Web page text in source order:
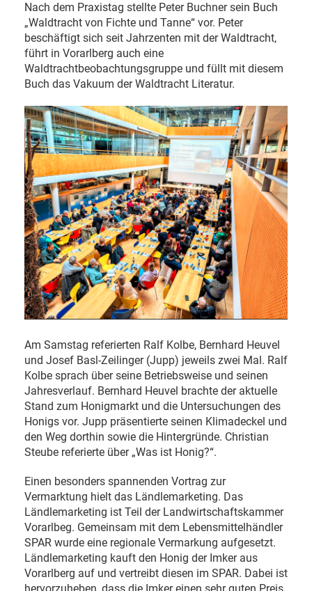
Nach dem Praxistag stellte Peter Buchner sein Buch
„Waldtracht von Fichte und Tanne“ vor. Peter
beschäftigt sich seit Jahrzenten mit der Waldtracht,
führt in Vorarlberg auch eine
Waldtrachtbeobachtungsgruppe und füllt mit diesem
Buch das Vakuum der Waldtracht Literatur.
Am Samstag referierten Ralf Kolbe, Bernhard Heuvel
und Josef Basl-Zeilinger (Jupp) jeweils zwei Mal. Ralf
Kolbe sprach über seine Betriebsweise und seinen
Jahresverlauf. Bernhard Heuvel brachte der aktuelle
Stand zum Honigmarkt und die Untersuchungen des
Honigs vor. Jupp präsentierte seinen Klimadeckel und
den Weg dorthin sowie die Hintergründe. Christian
Steube referierte über „Was ist Honig?“.
Einen besonders spannenden Vortrag zur
Vermarktung hielt das Ländlemarketing. Das
Ländlemarketing ist Teil der Landwirtschaftskammer
Vorarlbeg. Gemeinsam mit dem Lebensmittelhändler
SPAR wurde eine regionale Vermarkung aufgesetzt.
Ländlemarketing kauft den Honig der Imker aus
Vorarlberg auf und vertreibt diesen im SPAR. Dabei ist